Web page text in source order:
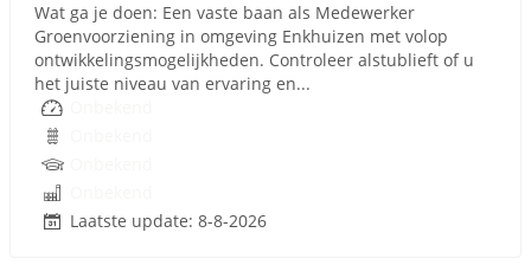
Wat ga je doen: Een vaste baan als Medewerker
Groenvoorziening in omgeving Enkhuizen met volop
ontwikkelingsmogelijkheden. Controleer alstublieft of u
het juiste niveau van ervaring en...
Laatste update: 8-8-2026